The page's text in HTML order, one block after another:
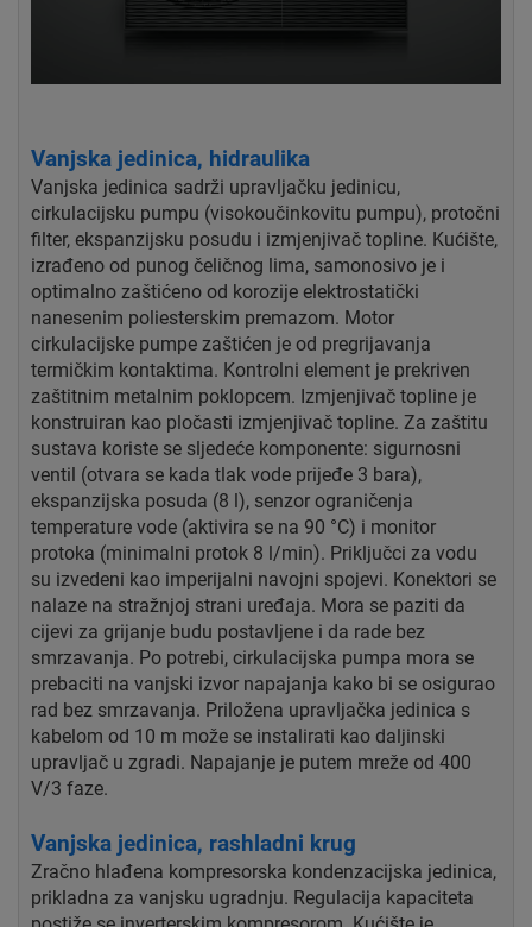
Vanjska jedinica, hidraulika
Vanjska jedinica sadrži upravljačku jedinicu,
cirkulacijsku pumpu (visokoučinkovitu pumpu), protočni
filter, ekspanzijsku posudu i izmjenjivač topline. Kućište,
izrađeno od punog čeličnog lima, samonosivo je i
optimalno zaštićeno od korozije elektrostatički
nanesenim poliesterskim premazom. Motor
cirkulacijske pumpe zaštićen je od pregrijavanja
termičkim kontaktima. Kontrolni element je prekriven
zaštitnim metalnim poklopcem. Izmjenjivač topline je
konstruiran kao pločasti izmjenjivač topline. Za zaštitu
sustava koriste se sljedeće komponente: sigurnosni
ventil (otvara se kada tlak vode prijeđe 3 bara),
ekspanzijska posuda (8 l), senzor ograničenja
temperature vode (aktivira se na 90 °C) i monitor
protoka (minimalni protok 8 l/min). Priključci za vodu
su izvedeni kao imperijalni navojni spojevi. Konektori se
nalaze na stražnjoj strani uređaja. Mora se paziti da
cijevi za grijanje budu postavljene i da rade bez
smrzavanja. Po potrebi, cirkulacijska pumpa mora se
prebaciti na vanjski izvor napajanja kako bi se osigurao
rad bez smrzavanja. Priložena upravljačka jedinica s
kabelom od 10 m može se instalirati kao daljinski
upravljač u zgradi. Napajanje je putem mreže od 400
V/3 faze.
Vanjska jedinica, rashladni krug
Zračno hlađena kompresorska kondenzacijska jedinica,
prikladna za vanjsku ugradnju. Regulacija kapaciteta